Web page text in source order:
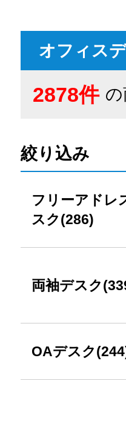
オフィス
2878件
絞り込み
フリーアドレ
スク(286)
両袖デスク
OAデスク